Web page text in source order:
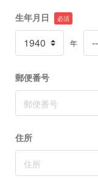
生年月日
年
郵便番号
住所